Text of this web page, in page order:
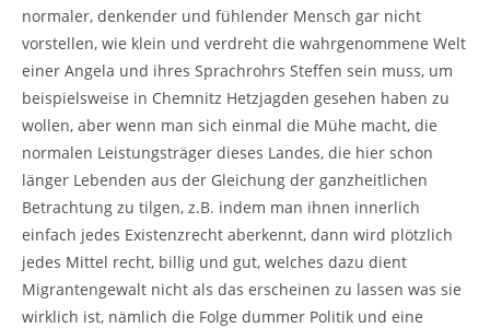
normaler, denkender und fühlender Mensch gar nicht
vorstellen, wie klein und verdreht die wahrgenommene Welt
einer Angela und ihres Sprachrohrs Steffen sein muss, um
beispielsweise in Chemnitz Hetzjagden gesehen haben zu
wollen, aber wenn man sich einmal die Mühe macht, die
normalen Leistungsträger dieses Landes, die hier schon
länger Lebenden aus der Gleichung der ganzheitlichen
Betrachtung zu tilgen, z.B. indem man ihnen innerlich
einfach jedes Existenzrecht aberkennt, dann wird plötzlich
jedes Mittel recht, billig und gut, welches dazu dient
Migrantengewalt nicht als das erscheinen zu lassen was sie
wirklich ist, nämlich die Folge dummer Politik und eine